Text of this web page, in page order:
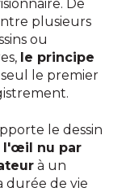
De
plusieurs
ou
le principe
le premier
le dessin
l'œil nu par
à un
durée de vie